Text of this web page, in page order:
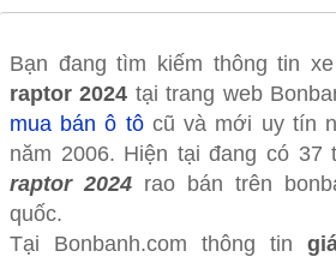
Bạn đang tìm kiếm thông tin
raptor 2024 tại trang web
mua bán ô tôcũ và mới uy tín
năm 2006. Hiện tại đang có 37
raptor 2024 rao bán trên
quốc.
Tại Bonbanh.com thông tin